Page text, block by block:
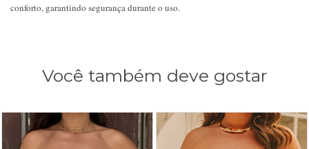
conforto, garantindo segurança durante o uso.
Você também deve gostar